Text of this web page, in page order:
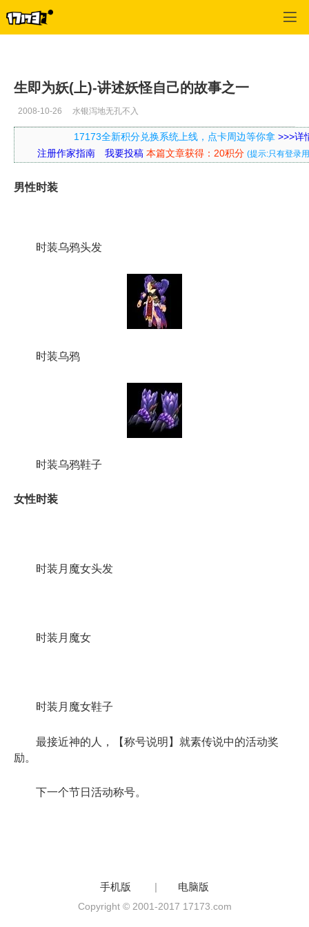
生即为妖(上)-讲述妖怪自己的故事之一
2008-10-26 水银泻地无孔不入
17173全新积分兑换系统上线，点卡周边等你拿 >>>详
注册作家指南
我要投稿 本篇文章获得：20积分 (提示:只有登录
男性时装
时装乌鸦头发
时装乌鸦
时装乌鸦鞋子
女性时装
时装月魔女头发
时装月魔女
时装月魔女鞋子
最接近神的人，【称号说明】就素传说中的活动奖
励。
下一个节日活动称号。
手机版 | 电脑版
Copyright © 2001-2017 17173.com